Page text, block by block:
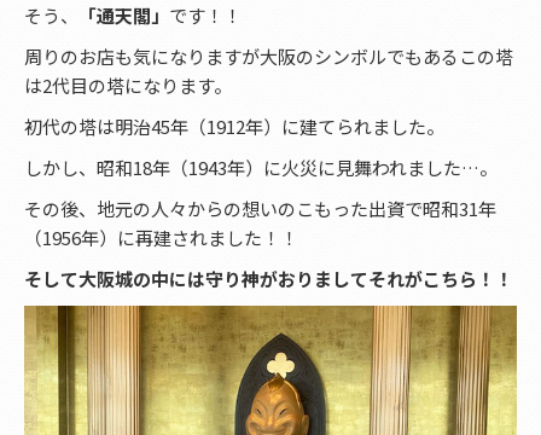
そう、 「通天閣」 です！！
周りのお店も気になりますが大阪のシンボルでもあるこの塔
は2代目の塔になります。
初代の塔は明治45年（1912年）に建てられました。
しかし、昭和18年（1943年）に火災に見舞われました…。
その後、地元の人々からの想いのこもった出資で昭和31年
（1956年）に再建されました！！
そして大阪城の中には守り神がおりましてそれがこちら！！